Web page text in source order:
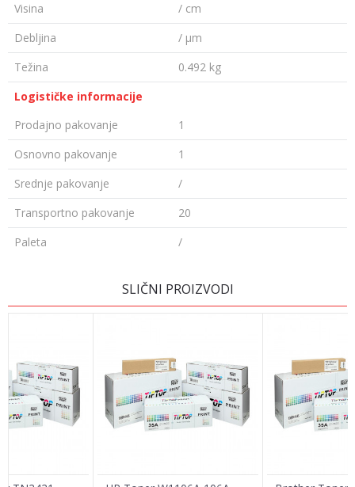
Visina
/ cm
Debljina
/ µm
Težina
0.492 kg
Logističke informacije
Prodajno pakovanje
1
Osnovno pakovanje
1
Srednje pakovanje
/
Transportno pakovanje
20
Paleta
/
Email adresa
SLIČNI PROIZVODI